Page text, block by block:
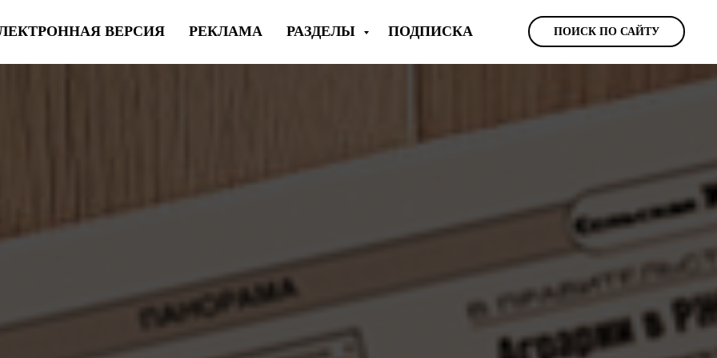
ВЕРСИЯ РЕКЛАМА РАЗДЕЛЫ ПОДПИСКА ПОИСК ПО САЙТУ